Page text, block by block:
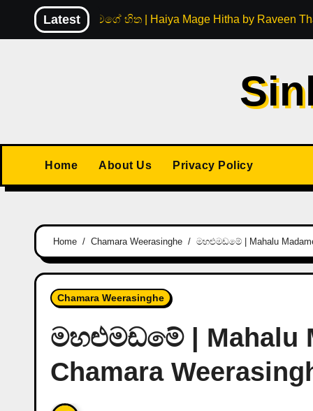
Latestහයිය මගේ හිත | Haiya Mage Hitha by Raveen
Home About Us Privacy Policy
Home Chamara Weerasinghe මහළුමඩමේ | Mahalu
Chamara Weerasinghe
මහළුමඩමේ | Mahalu
Chamara